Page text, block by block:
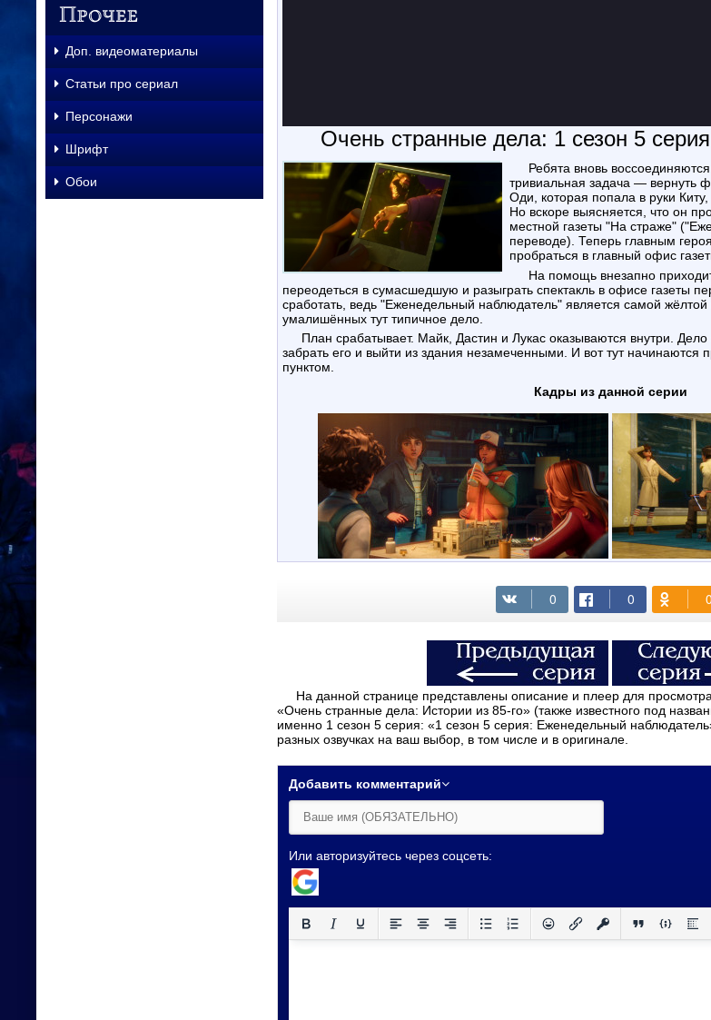
Очень странные дела: 1 сезон 5
Ребята вновь воссоединяются. Теперь на повестке дня у них более
тривиальная задача — вернуть
Оди, которая попала в руки
Но вскоре выясняется, что он
местной газеты "На страже"
переводе). Теперь главным
пробраться в главный офис
На помощь внезапно приходит Нэнси. Она соглашается
переодеться в сумасшедшую и разыграть спектакль в офисе газеты
сработать, ведь "Еженедельный наблюдатель" является самой жёлтой
умалишённых тут типичное дело.
План срабатывает. Майк, Дастин и Лукас оказываются внутри. Дело остаётся за малым: найти фото,
забрать его и выйти из здания незамеченными. И вот тут начинаются
пунктом.
Кадры из данной серии
На данной странице представлены описание и плеер для просмотра онлайн одной из серий мультсериала
«Очень странные дела: Истории из 85-го» (также известного под
именно 1 сезон 5 серия: «1 сезон 5 серия: Еженедельный
разных озвучках на ваш выбор, в том числе и в оригинале.
Добавить комментарий
Или авторизуйтесь через соцсеть:
Доп. видеоматериалы
Статьи про сериал
Персонажи
Шрифт
Обои